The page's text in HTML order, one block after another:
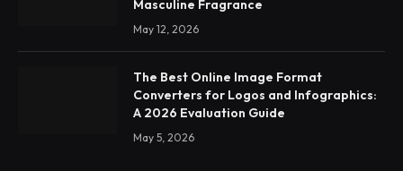
Masculine Fragrance
May 12, 2026
The Best Online Image Format
Converters for Logos and Infographics:
A 2026 Evaluation Guide
May 5, 2026